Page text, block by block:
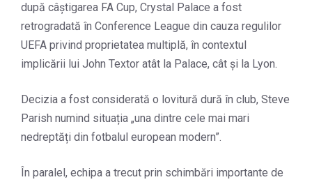
după câștigarea FA Cup, Crystal Palace a fost
retrogradată în Conference League din cauza regulilor
UEFA privind proprietatea multiplă, în contextul
implicării lui John Textor atât la Palace, cât și la Lyon.
Decizia a fost considerată o lovitură dură în club, Steve
Parish numind situația „una dintre cele mai mari
nedreptăți din fotbalul european modern”.
În paralel, echipa a trecut prin schimbări importante de